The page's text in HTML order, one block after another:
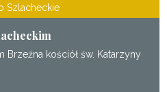
Szlacheckie
Brzeźna kościół św. Katarzyny